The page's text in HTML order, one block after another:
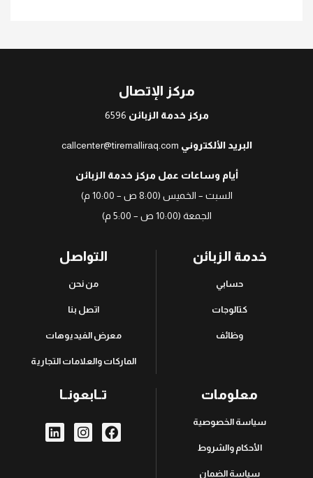
مركز الإتصال
مركز خدمة الزبائن 6596
البريد الألكتروني callcenter@tiremalliraq.com
أيام وساعات عمل مركز خدمة الزبائن
السبت – الخميس (8:00 ص – 10:00 م)
الجمعة (10:00 ص – 5:00 م)
خدمة الزبائن
حسابي
كتالوجات
وظائف
التواصل
من نحن
اتصل بنا
معرض الفيديوهات
الماركات والعلامات التجارية
معلومات
سياسة الخصوصية
الأحكام والشروط
سياسة الضمان
تــابعونــا